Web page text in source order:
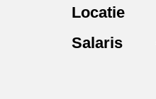
Locatie
Salaris